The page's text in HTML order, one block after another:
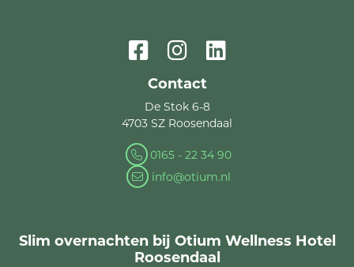
Contact
De Stok 6-8
4703 SZ Roosendaal
0165 - 22 34 90
info@otium.nl
Slim overnachten bij Otium Wellness Hotel
Roosendaal